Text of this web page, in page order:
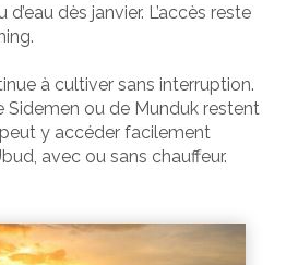
dès janvier. L’accès reste
à cultiver sans interruption.
Sidemen ou de Munduk restent
y accéder facilement
avec ou sans chauffeur.